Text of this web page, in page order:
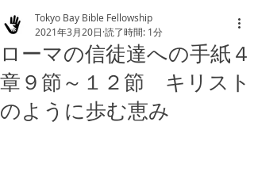
ローマの信徒達への手紙４
章９節～１２節 キリスト
のように歩む恵み
Tokyo Bay Bible Fellowship
2021年3月20日 読了時間: 1分